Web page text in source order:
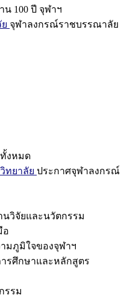
น 100 ปี จุฬาฯ
จุฬาลงกรณ์ราชบรรณาลัย
งหมด
ทยาลัย ประกาศจุฬาลงกรณ์
นวิจัยและนวัตกรรม
อ
มภูมิใจของจุฬาฯ
ารศึกษาและหลักสูตร
รรม